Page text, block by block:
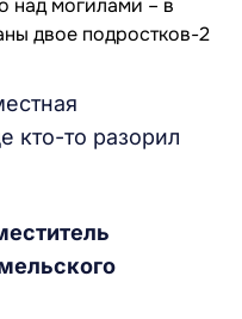
кто-то разорил